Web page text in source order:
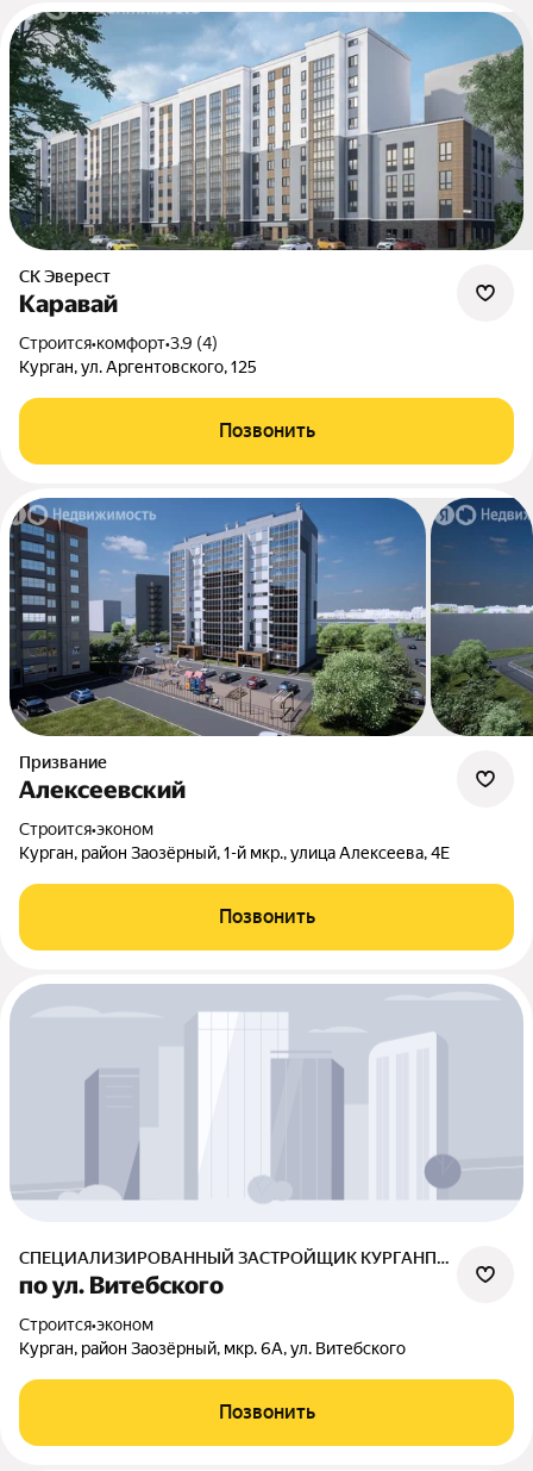
СК Эверест
Каравай
Строится•комфорт•3.9 (4)
Курган, ул. Аргентовского, 125
Позвонить
Призвание
Алексеевский
Строится•эконом
Курган, район Заозёрный, 1-й мкр., улица Алексеева, 4Е
Позвонить
СПЕЦИАЛИЗИРОВАННЫЙ ЗАСТРОЙЩИК КУРГАНПРИБОР-ДЕВЕЛОПМЕНТ
по ул. Витебского
Строится•эконом
Курган, район Заозёрный, мкр. 6А, ул. Витебского
Позвонить